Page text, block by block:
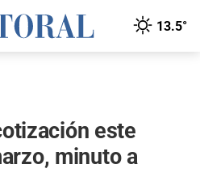
13.5°
este
minuto a